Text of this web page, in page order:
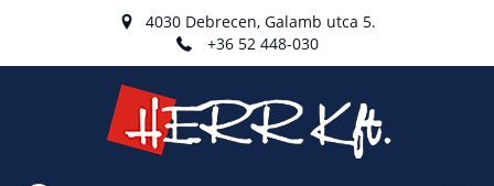
4030 Debrecen, Galamb utca 5.
+36 52 448-030